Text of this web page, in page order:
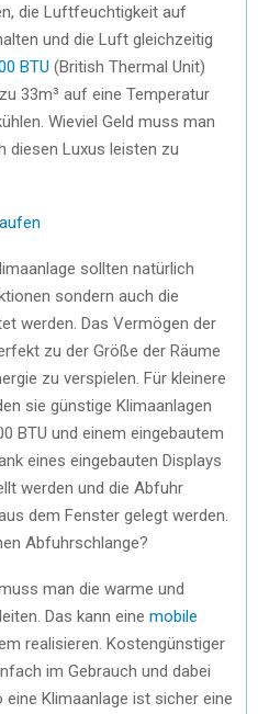
die Luftfeuchtigkeit auf
und die Luft gleichzeitig
BTU (British Thermal Unit)
33m³ auf eine Temperatur
Wieviel Geld muss man
diesen Luxus leisten zu
sollten natürlich
sondern auch die
werden. Das Vermögen der
zu der Größe der Räume
zu verspielen. Für kleinere
sie günstige Klimaanlagen
BTU und einem eingebautem
eines eingebauten Displays
werden und die Abfuhr
dem Fenster gelegt werden.
Abfuhrschlange?
man die warme und
Das kann eine mobile
realisieren. Kostengünstiger
im Gebrauch und dabei
Klimaanlage ist sicher eine